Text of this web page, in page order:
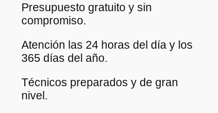
Presupuesto gratuito y sin
compromiso.
Atención las 24 horas del día y los
365 días del año.
Técnicos preparados y de gran
nivel.